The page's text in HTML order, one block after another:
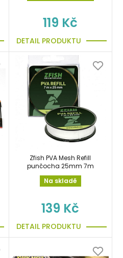
119 Kč
DETAIL PRODUKTU
Zfish PVA Mesh Refill
punčocha 25mm 7m
Na skladě
139 Kč
DETAIL PRODUKTU